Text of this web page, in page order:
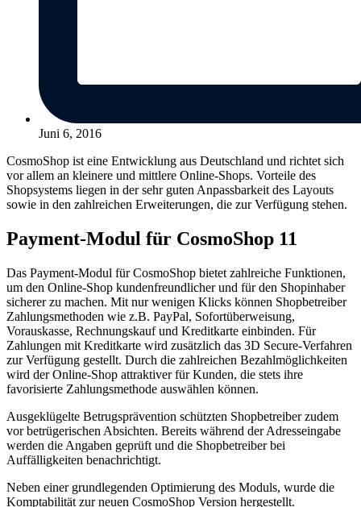
Juni 6, 2016
CosmoShop ist eine Entwicklung aus Deutschland und richtet sich
vor allem an kleinere und mittlere Online-Shops. Vorteile des
Shopsystems liegen in der sehr guten Anpassbarkeit des Layouts
sowie in den zahlreichen Erweiterungen, die zur Verfügung stehen.
Payment-Modul für CosmoShop 11
Das Payment-Modul für CosmoShop bietet zahlreiche Funktionen,
um den Online-Shop kundenfreundlicher und für den Shopinhaber
sicherer zu machen. Mit nur wenigen Klicks können Shopbetreiber
Zahlungsmethoden wie z.B. PayPal, Sofortüberweisung,
Vorauskasse, Rechnungskauf und Kreditkarte einbinden. Für
Zahlungen mit Kreditkarte wird zusätzlich das 3D Secure-Verfahren
zur Verfügung gestellt. Durch die zahlreichen Bezahlmöglichkeiten
wird der Online-Shop attraktiver für Kunden, die stets ihre
favorisierte Zahlungsmethode auswählen können.
Ausgeklügelte Betrugsprävention schützten Shopbetreiber zudem
vor betrügerischen Absichten. Bereits während der Adresseingabe
werden die Angaben geprüft und die Shopbetreiber bei
Auffälligkeiten benachrichtigt.
Neben einer grundlegenden Optimierung des Moduls, wurde die
Komptabilität zur neuen CosmoShop Version hergestellt.